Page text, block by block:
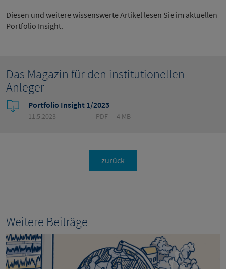
Diesen und weitere wissenswerte Artikel lesen Sie im aktuellen
Portfolio Insight.
Das Magazin für den institutionellen
Anleger
Portfolio Insight 1/2023
11.5.2023 PDF — 4 MB
zurück
Weitere Beiträge